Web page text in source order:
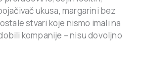
ukusa, margarini bez
stvari koje nismo imali na
kompanije – nisu dovoljno